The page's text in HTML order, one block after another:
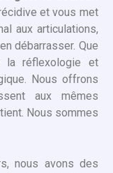
et vous met
aux articulations,
débarrasser. Que
réflexologie et
Nous offrons
aux mêmes
Nous sommes
nous avons des